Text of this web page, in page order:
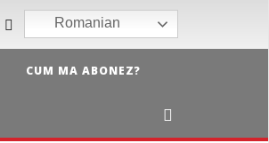
Romanian
CUM MA ABONEZ?